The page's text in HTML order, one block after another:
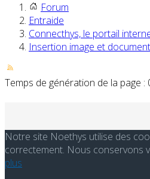
Forum
Entraide
Connecthys, le portail
Insertion image et
Temps de génération de la page :
Notre site Noethys utilise des
correctement. Nous conservons
plus